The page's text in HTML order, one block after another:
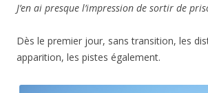
J’en ai presque l’impression de sortir de
Dès le premier jour, sans transition, les
apparition, les pistes également.